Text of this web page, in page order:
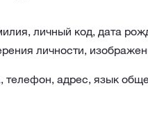
личный код, дата
личности,
телефон, адрес, язык